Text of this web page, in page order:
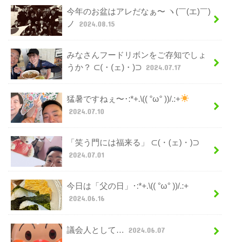
今年のお盆はアレだなぁ〜 ヽ(￣(エ)￣)
ノ
2024.08.15
みなさんフードリボンをご存知でしょ
うか？ ⊂(・(ェ)・)⊃ 2024.07.17
猛暑ですねぇ〜･:*+.\(( °ω° ))/.:+
2024.07.10
「笑う門には福来る」 ⊂(・(ェ)・)⊃
2024.07.01
今日は「父の日」･:*+.\(( °ω° ))/.:+
2024.06.16
議会人として… 2024.06.07